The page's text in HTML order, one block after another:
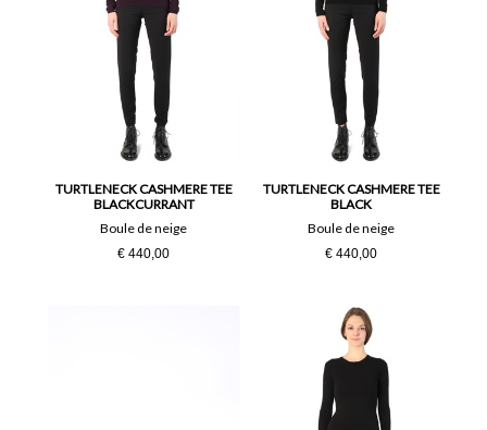
TURTLENECK CASHMERE TEE
BLACKCURRANT
Boule de neige
€ 440,00
TURTLENECK CASHMERE TEE
BLACK
Boule de neige
€ 440,00